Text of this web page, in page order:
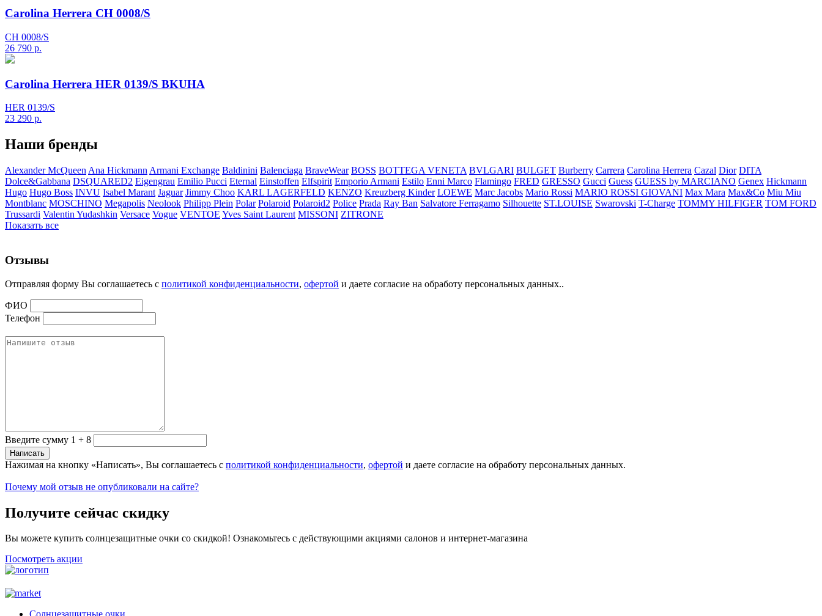
Carolina Herrera CH 0008/S
CH 0008/S
26 790 р.
Carolina Herrera HER 0139/S BKUHA
HER 0139/S
23 290 р.
Наши бренды
Alexander McQueen Ana Hickmann Armani Exchange Baldinini Balenciaga BraveWear BOSS BOTTEGA VENETA BVLGARI BULGET Burberry Carrera Carolina Herrera Cazal Dior DITA
Dolce&Gabbana DSQUARED2 Eigengrau Emilio Pucci Eternal Einstoffen Elfspirit Emporio Armani Estilo Enni Marco Flamingo FRED GRESSO Gucci Guess GUESS by MARCIANO Genex Hickmann
Hugo Hugo Boss INVU Isabel Marant Jaguar Jimmy Choo KARL LAGERFELD KENZO Kreuzberg Kinder LOEWE Marc Jacobs Mario Rossi MARIO ROSSI GIOVANI Max Mara Max&Co Miu Miu
Montblanc MOSCHINO Megapolis Neolook Philipp Plein Polar Polaroid Polaroid2 Police Prada Ray Ban Salvatore Ferragamo Silhouette ST.LOUISE Swarovski T-Charge TOMMY HILFIGER TOM FORD
Trussardi Valentin Yudashkin Versace Vogue VENTOE Yves Saint Laurent MISSONI ZITRONE
Показать все
Отзывы
Отправляя форму Вы соглашаетесь с политикой конфиденциальности, офертой и даете согласие на обработу персональных данных..
ФИО
Телефон
Введите сумму 1 + 8
Нажимая на кнопку «Написать», Вы соглашаетесь с политикой конфиденциальности, офертой и даете согласие на обработу персональных данных.
Почему мой отзыв не опубликовали на сайте?
Получите сейчас скидку
Вы можете купить солнцезащитные очки со скидкой! Ознакомьтесь с действующими акциями салонов и интернет-магазина
Посмотреть акции